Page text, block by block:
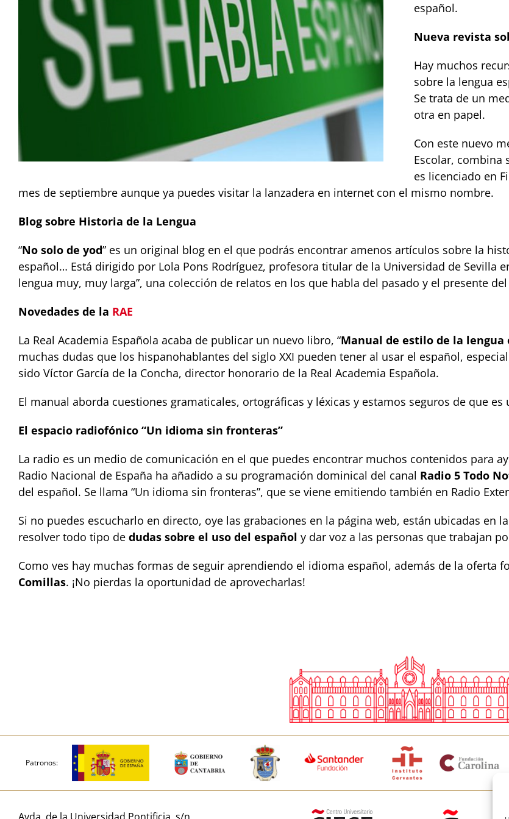
español.
Nueva revista
Hay muchos
sobre la lengua
Se trata de un
otra en papel.
Con este nuevo
Escolar, combina
es licenciado en
mes de septiembre aunque ya puedes visitar la lanzadera en internet con el mismo nombre.
Blog sobre Historia de la Lengua
“No solo de yod” es un original blog en el que podrás encontrar amenos artículos sobre la
español… Está dirigido por Lola Pons Rodríguez, profesora titular de la Universidad de Sevilla
lengua muy, muy larga”, una colección de relatos en los que habla del pasado y el presente
Novedades de la RAE
La Real Academia Española acaba de publicar un nuevo libro, “Manual de estilo de la
muchas dudas que los hispanohablantes del siglo XXI pueden tener al usar el español,
sido Víctor García de la Concha, director honorario de la Real Academia Española.
El manual aborda cuestiones gramaticales, ortográficas y léxicas y estamos seguros de que
El espacio radiofónico “Un idioma sin fronteras”
La radio es un medio de comunicación en el que puedes encontrar muchos contenidos para
Radio Nacional de España ha añadido a su programación dominical del canal Radio 5 Todo
del español. Se llama “Un idioma sin fronteras”, que se viene emitiendo también en Radio
Si no puedes escucharlo en directo, oye las grabaciones en la página web, están ubicadas en
resolver todo tipo de dudas sobre el uso del español y dar voz a las personas que trabajan
Como ves hay muchas formas de seguir aprendiendo el idioma español, además de la oferta
Comillas. ¡No pierdas la oportunidad de aprovecharlas!
Patronos: